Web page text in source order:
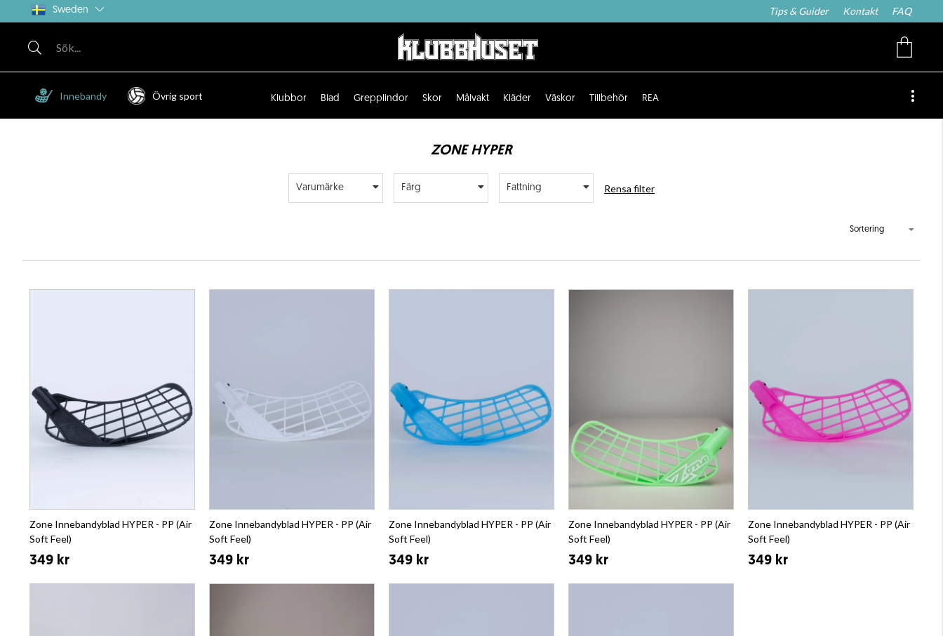
Sweden Tips & Guider Kontakt FAQ
Innebandy Övrig sport Klubbor Blad Grepplindor Skor Målvakt Kläder Väskor Tillbehör REA
ZONE HYPER
Varumärke Färg Fattning Rensa filter
Sortering
Zone Innebandyblad HYPER - PP (Air
Soft Feel)
349 kr
Zone Innebandyblad HYPER - PP (Air
Soft Feel)
349 kr
Zone Innebandyblad HYPER - PP (Air
Soft Feel)
349 kr
Zone Innebandyblad HYPER - PP (Air
Soft Feel)
349 kr
Zone Innebandyblad HYPER - PP (Air
Soft Feel)
349 kr